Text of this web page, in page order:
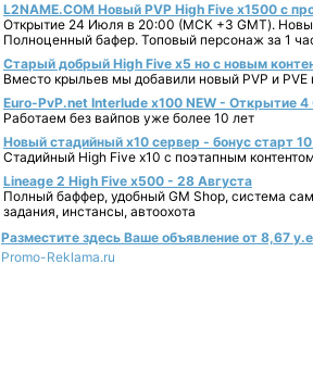
L2NAME.COM Новый PVP High Five x1500 с
Открытие 24 Июля в 20:00 (МСК +3 GMT).
Полноценный бафер. Топовый персонаж за 1
Старый добрый High Five x5 но с новым
Вместо крыльев мы добавили новый PVP и PVE
Euro-PvP.net Interlude х100 NEW - Открытие 4
Работаем без вайпов уже более 10 лет
Новый стадийный х10 сервер - бонус старт
Стадийный High Five x10 с поэтапным
Lineage 2 High Five x500 - 28 Августа
Полный баффер, удобный GM Shop, система
задания, инстансы, автоохота
Разместите здесь Ваше объявление от 8,67
Promo-Reklama.ru